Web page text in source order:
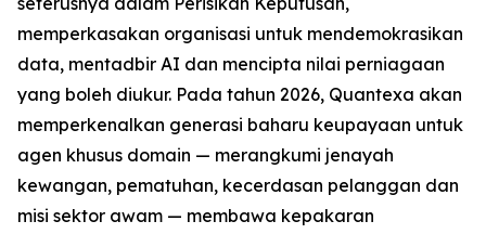
memperkasakan organisasi untuk mendemokrasikan
data, mentadbir AI dan mencipta nilai perniagaan
yang boleh diukur. Pada tahun 2026, Quantexa akan
memperkenalkan generasi baharu keupayaan untuk
agen khusus domain — merangkumi jenayah
kewangan, pematuhan, kecerdasan pelanggan dan
misi sektor awam — membawa kepakaran